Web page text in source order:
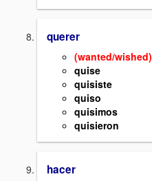
querer
(wanted/wished)
quise
quisiste
quiso
quisimos
quisieron
hacer